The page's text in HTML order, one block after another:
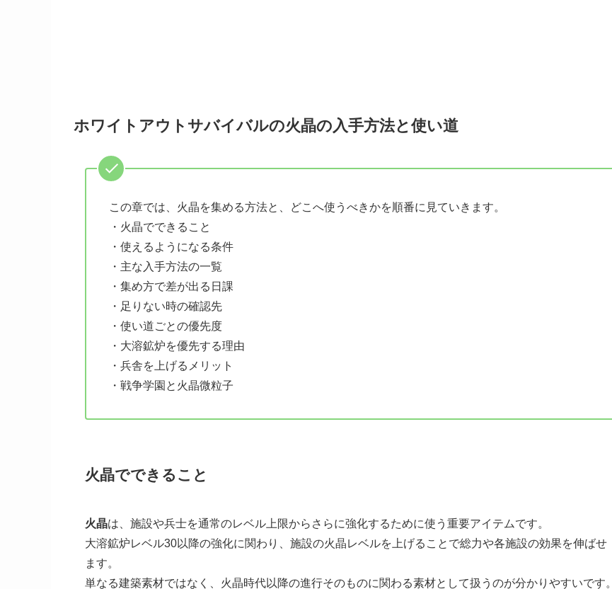
ホワイトアウトサバイバルの火晶の入手方法と使い道
この章では、火晶を集める方法と、どこへ使うべきかを順番に見ていきます。
・火晶でできること
・使えるようになる条件
・主な入手方法の一覧
・集め方で差が出る日課
・足りない時の確認先
・使い道ごとの優先度
・大溶鉱炉を優先する理由
・兵舎を上げるメリット
・戦争学園と火晶微粒子
火晶でできること
火晶は、施設や兵士を通常のレベル上限からさらに強化するために使う重要アイテムです。
大溶鉱炉レベル30以降の強化に関わり、施設の火晶レベルを上げることで総力や各施設の効果を伸ばせ
ます。
単なる建築素材ではなく、火晶時代以降の進行そのものに関わる素材として扱うのが分かりやすいです。